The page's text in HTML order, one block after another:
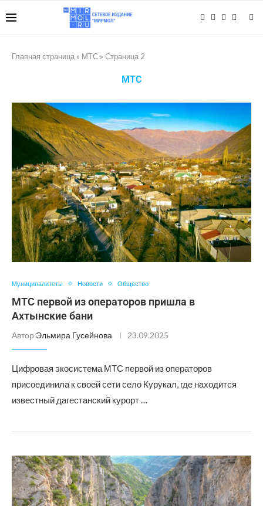
Главная страница » МТС » Страница 2
МТС
Муниципалитеты Новости Общество
МТС первой из операторов пришла в
Ахтынские бани
Автор Эльмира Гусейнова 23.09.2025
Цифровая экосистема МТС первой из операторов
присоединила к своей сети село Курукал, где находится
известный дагестанский курорт …